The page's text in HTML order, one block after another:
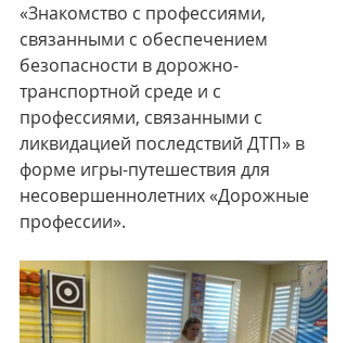
«Знакомство с профессиями,
связанными с обеспечением
безопасности в дорожно-
транспортной среде и с
профессиями, связанными с
ликвидацией последствий ДТП» в
форме игры-путешествия для
несовершеннолетних «Дорожные
профессии».